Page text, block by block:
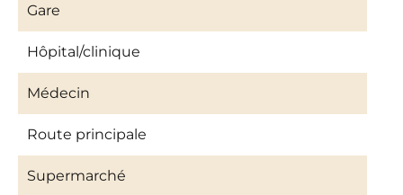
Gare
Hôpital/clinique
Médecin
Route principale
Supermarché